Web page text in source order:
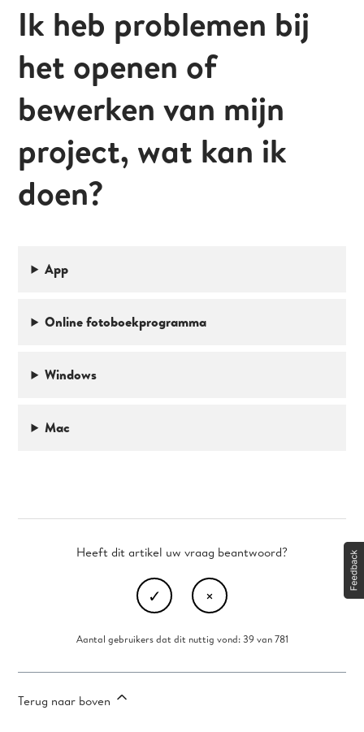
Ik heb problemen bij
het openen of
bewerken van mijn
project, wat kan ik
doen?
App
Online fotoboekprogramma
Windows
Mac
Heeft dit artikel uw vraag beantwoord?
Aantal gebruikers dat dit nuttig vond: 39 van 781
Terug naar boven